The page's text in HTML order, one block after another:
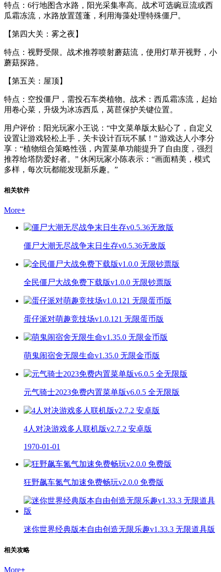
特点：6行地图含水路，阳光采集率高。战术可选豌豆流或西
瓜霜冻流，水路放置莲蓬，利用海藻处理特殊僵尸。
【第四大关：雾之夜】
特点：视野受限。战术推荐喷射蘑菇流，使用灯草开视野，小
蘑菇探路。
【第五关：屋顶】
特点：空投僵尸，需投石车类植物。战术：西瓜霜冻流，起始
用卷心菜，升级为冰冻西瓜，莴苣保护关键位置。
用户评价：阳光玩家小王说：“中文菜单版太贴心了，自定义
设置让游戏轻松上手，关卡设计百玩不腻！” 游戏达人小李分
享：“植物组合策略性强，内置菜单功能提升了自由度，强烈
推荐给塔防爱好者。” 休闲玩家小陈表示：“画面精美，模式
多样，每次玩都能发现新乐趣。”
相关软件
More+
僵尸大潮无尽战争末日生存v0.5.36无敌版
全民僵尸大战免费下载版v1.0.0 无限钞票版
蛋仔派对萌趣竞技场v1.0.121 无限蛋币版
萌鬼闹宿舍无限生命v1.35.0 无限金币版
元气骑士2023免费内置菜单版v6.0.5 全无限版
4人对决游戏多人联机版v2.7.2 安卓版
1970-01-01
狂野飙车氮气加速免费畅玩v2.0.0 免费版
迷你世界经典版本自由创造无限乐趣v1.33.3 无限道具版
相关攻略
More+